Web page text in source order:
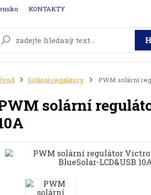
KONTAKTY
Solární regulátory PWM solární
solární